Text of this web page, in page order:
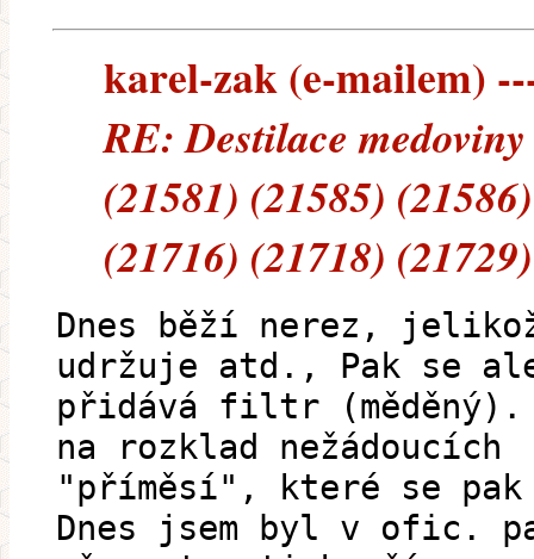
karel-zak (e-mailem)
RE: Destilace
(21581) (21585)
(21716) (21718)
Dnes běží nerez,
udržuje atd., Pak se
přidává filtr (měděný).
na rozklad nežádoucích
"příměsí", které se
Dnes jsem byl v ofic.